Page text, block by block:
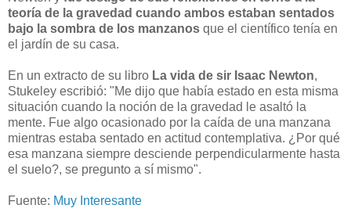
teoría de la gravedad cuando ambos estaban sentados
bajo la sombra de los manzanos que el científico tenía en
el jardín de su casa.
En un extracto de su libro La vida de sir Isaac Newton,
Stukeley escribió: "Me dijo que había estado en esta misma
situación cuando la noción de la gravedad le asaltó la
mente. Fue algo ocasionado por la caída de una manzana
mientras estaba sentado en actitud contemplativa. ¿Por qué
esa manzana siempre desciende perpendicularmente hasta
el suelo?, se pregunto a sí mismo".
Fuente: Muy Interesante